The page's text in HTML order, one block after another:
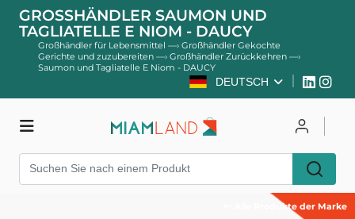
GROSSHÄNDLER SAUMON UND T
AGLIATELLE E NIOM - DAUCY
Großhändler für Lebensmittel —› Großhändler Gekochte
Gerichte und zuzubereiten —› Großhändler Zurückkehren —›
Saumon und Tagliatelle E Niom - DAUCY
DEUTSCH
Alle Produkte der Marke